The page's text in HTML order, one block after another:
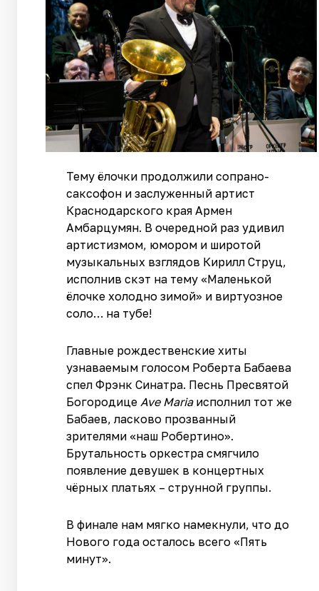
Тему ёлочки продолжили сопрано-
саксофон и заслуженный артист
Краснодарского края Армен
Амбарцумян. В очередной раз удивил
артистизмом, юмором и широтой
музыкальных взглядов Кирилл Струц,
исполнив скэт на тему «Маленькой
ёлочке холодно зимой» и виртуозное
соло… на тубе!
Главные рождественские хиты
узнаваемым голосом Роберта Бабаева
спел Фрэнк Синатра. Песнь Пресвятой
Богородице Ave Mariaисполнил тот же
Бабаев, ласково прозванный
зрителями «наш Робертино».
Брутальность оркестра смягчило
появление девушек в концертных
чёрных платьях – струнной группы.
В финале нам мягко намекнули, что до
Нового года осталось всего «Пять
минут».